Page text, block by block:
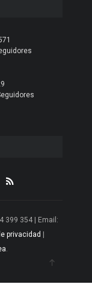
399 354 | Email:
privacidad
.